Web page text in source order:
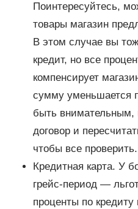
Поинтересуйтесь,
товары магазин
В этом случае вы
кредит, но все
компенсирует
сумму уменьшается
быть внимательным,
договор и
чтобы все проверить.
Кредитная карта. У
грейс-период —
проценты по